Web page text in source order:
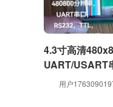
4.3寸高清
UART/USART
用户